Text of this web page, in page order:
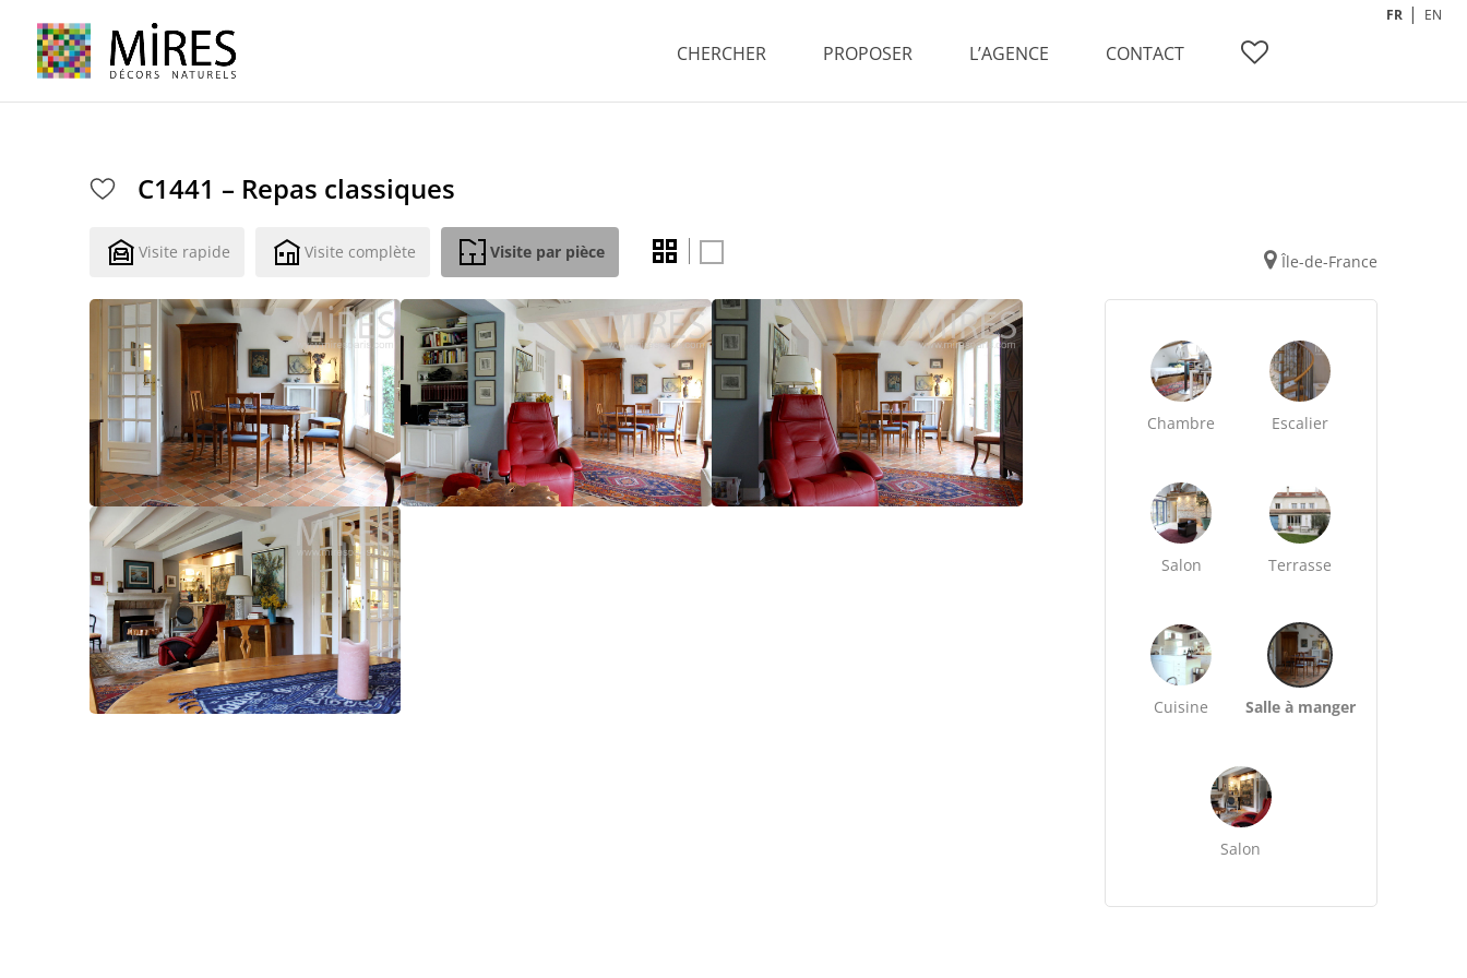
CHERCHER PROPOSER L’AGENCE CONTACT
FR EN
C1441 – Repas classiques
Visite rapide Visite complète Visite par pièce Île-de-France
Chambre Escalier
Salon Terrasse
Cuisine Salle à manger
Salon